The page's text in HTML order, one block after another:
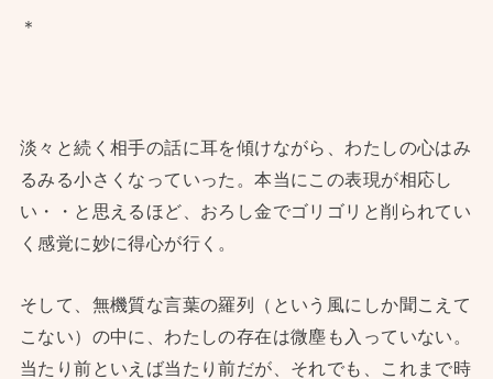
＊
淡々と続く相手の話に耳を傾けながら、わたしの心はみ
るみる小さくなっていった。本当にこの表現が相応し
い・・と思えるほど、おろし金でゴリゴリと削られてい
く感覚に妙に得心が行く。
そして、無機質な言葉の羅列（という風にしか聞こえて
こない）の中に、わたしの存在は微塵も入っていない。
当たり前といえば当たり前だが、それでも、これまで時